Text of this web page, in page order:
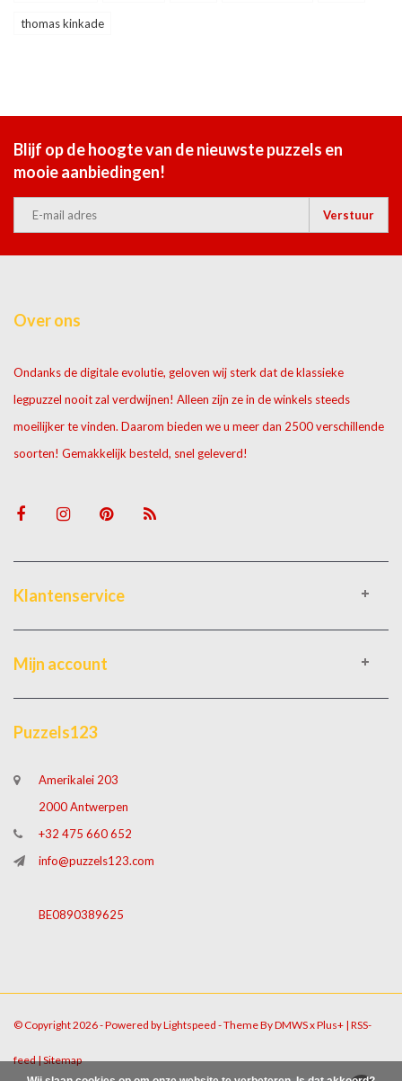
thomas kinkade
Blijf op de hoogte van de nieuwste puzzels en
mooie aanbiedingen!
Verstuur
Over ons
Ondanks de digitale evolutie, geloven wij sterk dat de klassieke
legpuzzel nooit zal verdwijnen! Alleen zijn ze in de winkels steeds
moeilijker te vinden. Daarom bieden we u meer dan 2500 verschillende
soorten! Gemakkelijk besteld, snel geleverd!
Klantenservice
Mijn account
Puzzels123
Amerikalei 203
2000 Antwerpen
+32 475 660 652
info@puzzels123.com
BE0890389625
© Copyright 2026 - Powered byLightspeed - Theme ByDMWSxPlus+ | RSS-
feed|Sitemap